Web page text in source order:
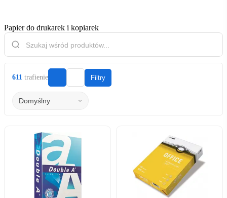
Papier do drukarek i kopiarek
611 trafienie Filtry